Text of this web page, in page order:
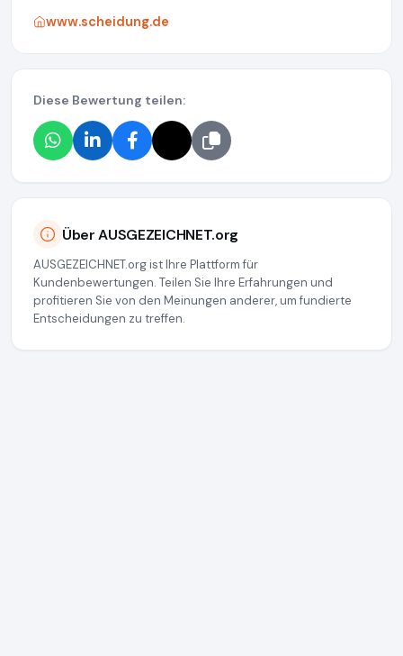
www.scheidung.de
Diese Bewertung teilen:
Über AUSGEZEICHNET.org
AUSGEZEICHNET.org ist Ihre Plattform für
Kundenbewertungen. Teilen Sie Ihre Erfahrungen und
profitieren Sie von den Meinungen anderer, um fundierte
Entscheidungen zu treffen.